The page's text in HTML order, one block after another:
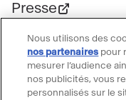
Presse
Location
Billetterie
Billetterie
Nous utilisons des
nos partenaires pour
mesurer l’audience
nos publicités, vous
personnalisés sur le